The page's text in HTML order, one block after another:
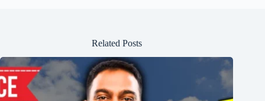
Related Posts